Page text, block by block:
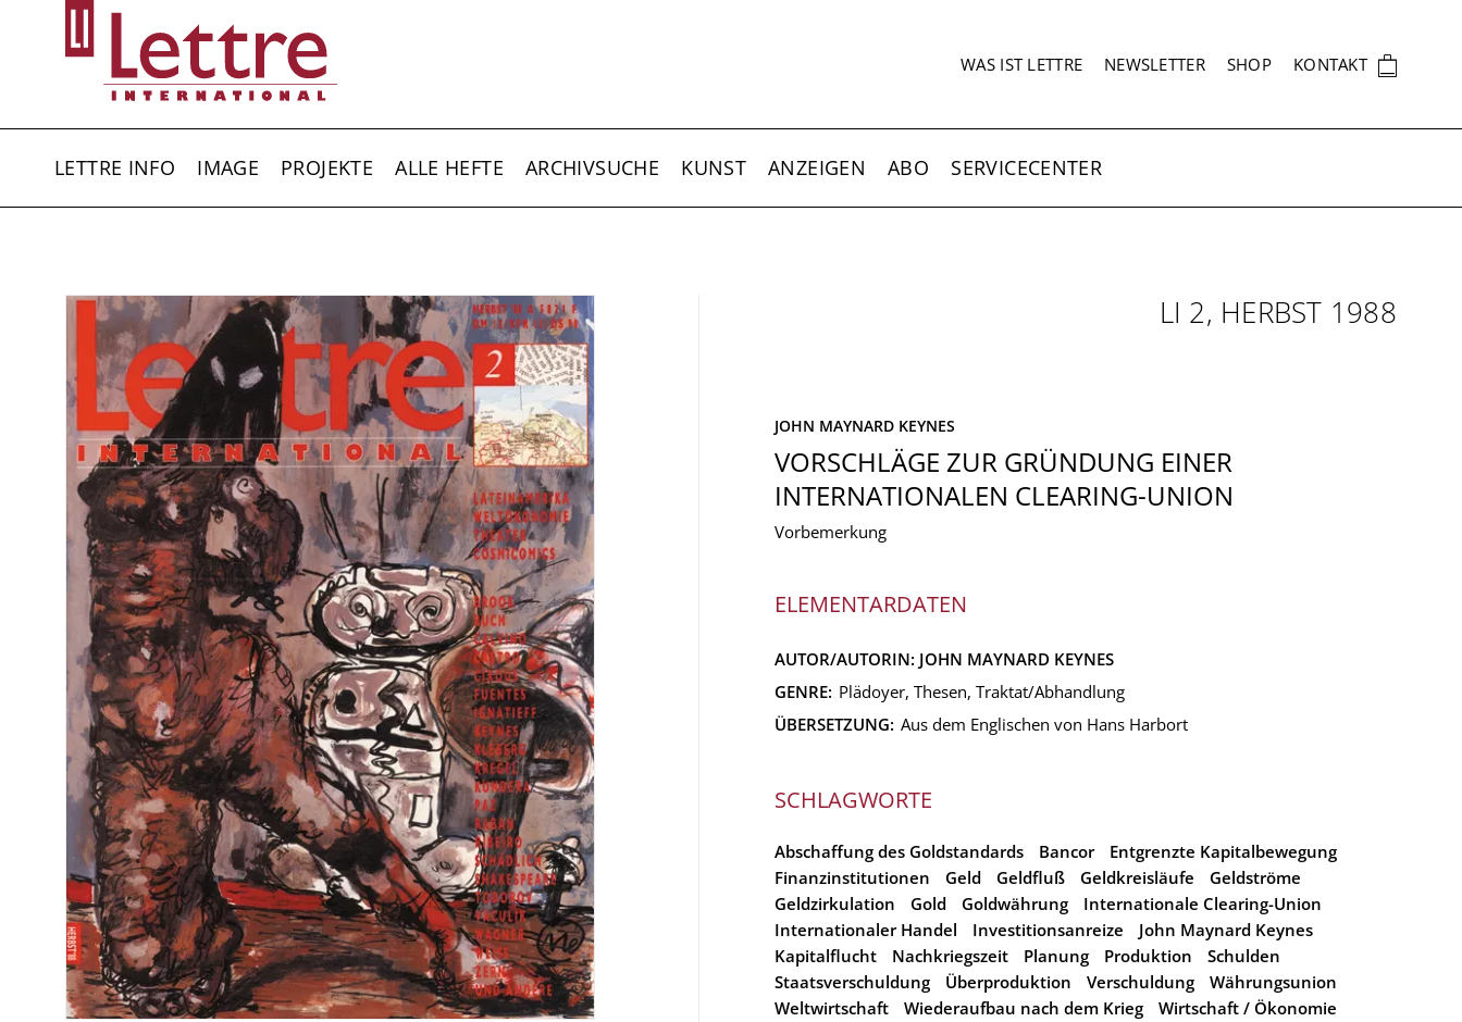
SEKUNDÄRNAVIGATION
WAS IST LETTRE NEWSLETTER SHOP KONTAKT 🛍
LETTRE INFO IMAGE PROJEKTE ALLE HEFTE ARCHIVSUCHE KUNST ANZEIGEN ABO SERVICECENTER
LI 2, HERBST 1988
JOHN MAYNARD KEYNES
VORSCHLÄGE ZUR GRÜNDUNG EINER
INTERNATIONALEN CLEARING-UNION
Vorbemerkung
ELEMENTARDATEN
AUTOR/AUTORIN: JOHN MAYNARD KEYNES
GENRE: Plädoyer, Thesen, Traktat/Abhandlung
ÜBERSETZUNG: Aus dem Englischen von Hans Harbort
SCHLAGWORTE
Abschaffung des Goldstandards Bancor
Entgrenzte Kapitalbewegung
Finanzinstitutionen
Geld Geldfluß Geldkreisläufe
Geldströme
Geldzirkulation
Gold Goldwährung
Internationale Clearing-Union
Internationaler Handel
Investitionsanreize
John Maynard Keynes
Kapitalflucht
Nachkriegszeit Planung Produktion
Schulden
Staatsverschuldung
Überproduktion Verschuldung
Währungsunion
Weltwirtschaft
Wiederaufbau nach dem Krieg
Wirtschaft / Ökonomie